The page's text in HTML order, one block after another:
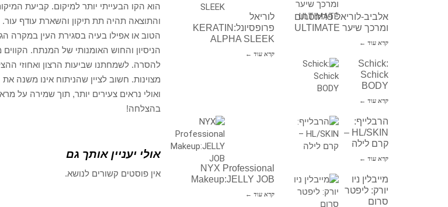
הוא הקו הבעייתי יותר למיקום. קביעת
והתוצאה תהיה תת תיקון והשארת עודף
הטוב או אפילו בעיה בסגירת העין במקרה
הניסיון והחוש האומנותי של המנתח.
להסרה. לשמחתנו שביעות הרצון ואחוזי
מצוינות. חשוב לציין שהניתוח אינו משנה
ואולי נראים צעירים יותר, תוך שמירה על
בהצלחה!
אולי יעניין אותך גם
אין פוסטים קשורים לנושא.
לוריאל
פרופסיונל:KERATIN
ALPHA SLEEK
קרא עוד ←
אלביב-לוריאל פריז:סרום
ומרכך שיער ULTIMATE
קרא עוד ←
Schick:
Schick
BODY
קרא עוד ←
NYX Professional
Makeup:JELLY JOB
קרא עוד ←
הרבלייף:
HL/SKIN –
קרם לילה
קרא עוד ←
מייבלין ניו
יורק: ליפטר
סרום